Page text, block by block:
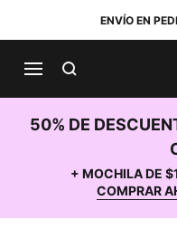
ENVÍO EN
50% DE
+ MOCHILA DE
COMPRAR